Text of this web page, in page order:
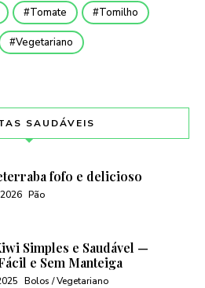
Tomate Tomilho
Vegetariano
SAUDÁVEIS
fofo e delicioso
Pão
Simples e Saudável —
e Sem Manteiga
Bolos / Vegetariano